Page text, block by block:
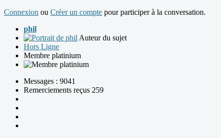
Connexion ou Créer un compte pour participer à la conversation.
phil
Auteur du sujet
Hors Ligne
Membre platinium
Messages : 9041
Remerciements reçus 259